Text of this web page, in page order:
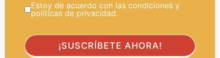
Estoy de acuerdo con las condiciones y
políticas de privacidad.